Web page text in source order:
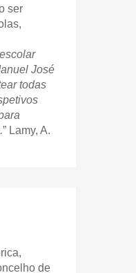
ser
José
todas
” Lamy, A.
de